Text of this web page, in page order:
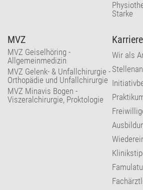
Starke
MVZ
MVZ Geiselhöring -
Allgemeinmedizin
MVZ Gelenk- & Unfallchirurgie -
Orthopädie und Unfallchirurgie
MVZ Minavis Bogen -
Viszeralchirurgie, Proktologie
Karriere
Wir als